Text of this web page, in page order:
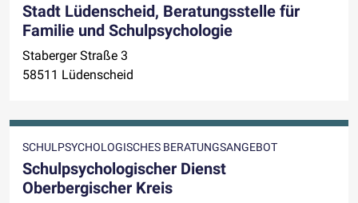
Stadt Lüdenscheid, Beratungsstelle für
Familie und Schulpsychologie
Staberger Straße 3
58511 Lüdenscheid
SCHULPSYCHOLOGISCHES BERATUNGSANGEBOT
Schulpsychologischer Dienst
Oberbergischer Kreis